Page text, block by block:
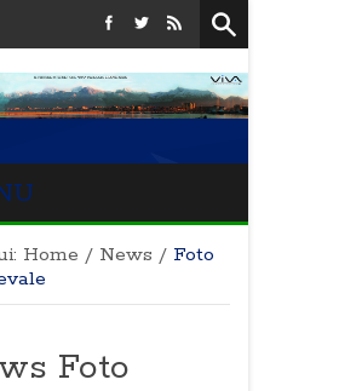
Home / News / Foto
Foto